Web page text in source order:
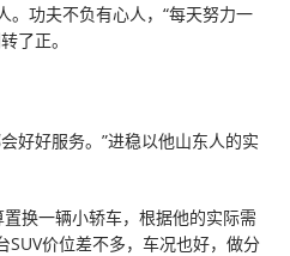
。功夫不负有心人，“每天努力一
了正。
好好服务。”进稳以他山东人的实
换一辆小轿车，根据他的实际需
SUV价位差不多，车况也好，做分